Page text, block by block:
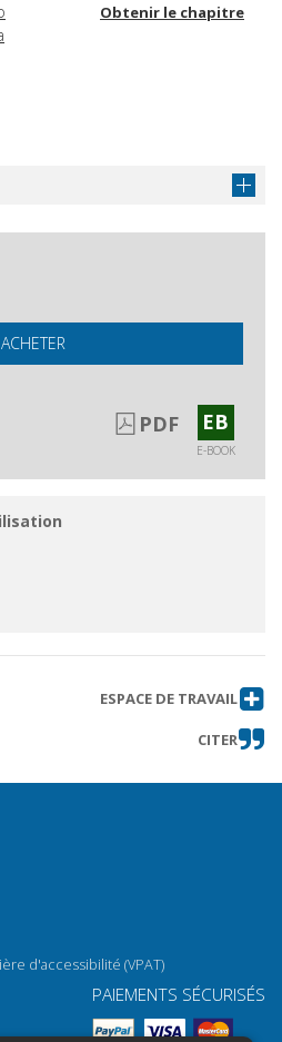
Obtenir le chapitre
ACHETER
PDF EB
E-BOOK
ESPACE DE TRAVAIL
CITER
d'accessibilité (VPAT)
PAIEMENTS SÉCURISÉS